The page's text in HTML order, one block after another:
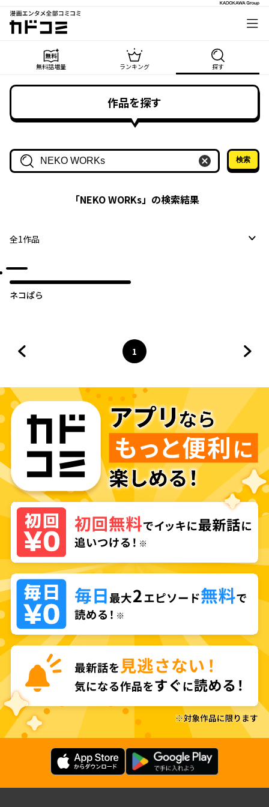
漫画エンタメ全部コミコミ
カドコミ
無料話増量 ランキング 探す
作品を探す
作品名・作家名で探す
検索
「NEKO WORKs」の検索結果
全1作品
ネコぱら
ページ
1
へ